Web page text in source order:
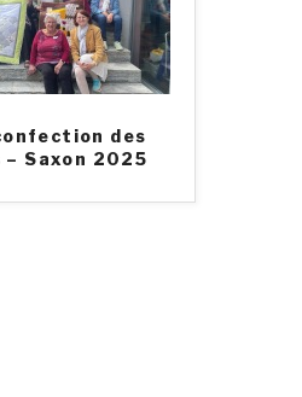
des
Saxon 2025